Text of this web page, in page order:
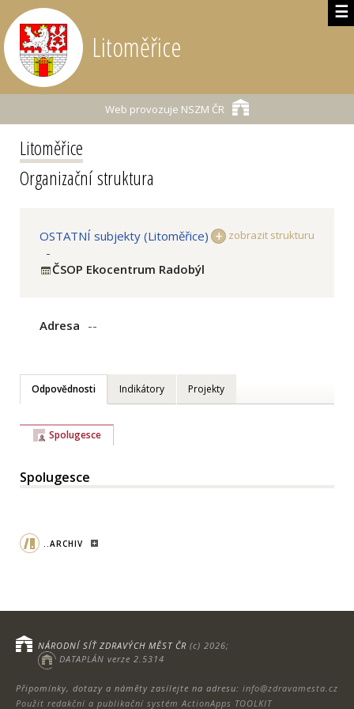
☰
Litoměřice
Web provozuje NSZM ČR
Litoměřice
Organizační struktura
zobrazit strukturu
OSTATNÍ subjekty (Litoměřice)
-
ČSOP Ekocentrum Radobýl
Adresa --
Odpovědnosti Indikátory Projekty
Spolugesce
Spolugesce
..ARCHIV
Připomínky, dotazy a náměty zasílejte na adresu: info@zdravamesta.cz
Použit redakční a publikační systém ActionApps TOOLKIT
NÁRODNÍ SÍŤ ZDRAVÝCH MĚST ČR (c) 2026;
DATAPLÁN verze 2.5314